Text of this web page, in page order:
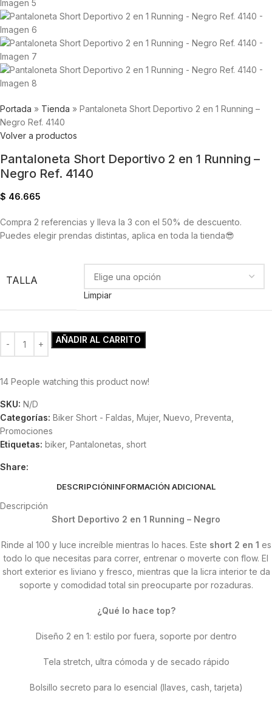
Portada » Tienda » Pantaloneta Short Deportivo 2 en 1 Running –
Negro Ref. 4140
Volver a productos
Pantaloneta Short Deportivo 2 en 1 Running –
Negro Ref. 4140
$ 46.665
Compra 2 referencias y lleva la 3 con el 50% de descuento.
Puedes elegir prendas distintas, aplica en toda la tienda😎
TALLA
Limpiar
AÑADIR AL CARRITO
14 People watching this product now!
SKU: N/D
Categorías: Biker Short - Faldas Mujer, Nuevo Preventa
Promociones
Etiquetas: biker, Pantalonetas short
Share:
DESCRIPCIÓNINFORMACIÓN ADICIONAL
Descripción
Short Deportivo 2 en 1 Running – Negro
Rinde al 100 y luce increíble mientras lo haces. Este short 2 en 1 es
todo lo que necesitas para correr, entrenar o moverte con flow. El
short exterior es liviano y fresco, mientras que la licra interior te da
soporte y comodidad total sin preocuparte por rozaduras.
¿Qué lo hace top?
Diseño 2 en 1: estilo por fuera, soporte por dentro
Tela stretch, ultra cómoda y de secado rápido
Bolsillo secreto para lo esencial (llaves, cash, tarjeta)